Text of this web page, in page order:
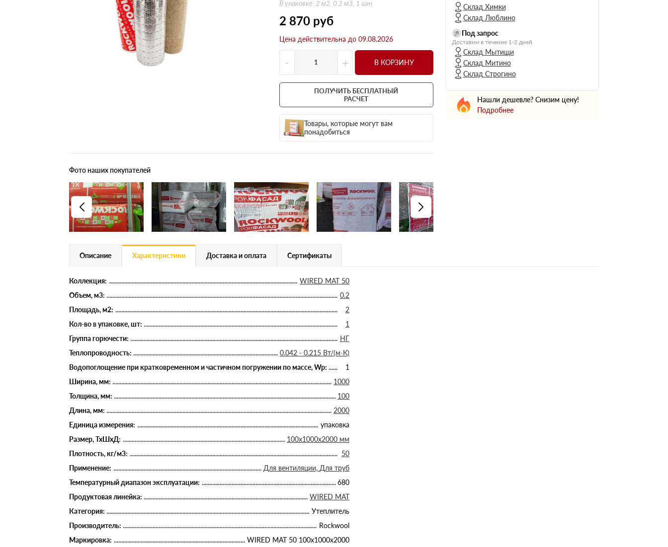
Плитные материалы
Lamella Mat L
Industrial Batts 80
CONLIT SL 150
50 мм
100 мм
Толщина
50 мм
100 мм
Д Оптима
В Оптима
Д Стандарт
Н Экстра
Применение
Для пола
В упаковке: 2 м2, 0.2 м3, 1 шт
2 870 руб
Цена действительна до 09.08.2026
- + В КОРЗИНУ
ПОЛУЧИТЬ БЕСПЛАТНЫЙ
РАСЧЕТ
Товары, которые могут вам
понадобиться
Склад Химки
Склад Люблино
Под запрос
Доставим в течение 1-2 дней
Склад Мытищи
Склад Митино
Склад Строгино
Нашли дешевле? Снизим цену!
Подробнее
Фото наших покупателей
Описание Характеристики Доставка и оплата Сертификаты
Коллекция:
WIRED MAT 50
Объем, м3:
0.2
Площадь, м2:
2
Кол-во в упаковке, шт:
1
Группа горючести:
НГ
Теплопроводность:
0.042 - 0.215 Вт/(м·К)
Водопоглощение при кратковременном и частичном погружении по массе, Wp:
1
Ширина, мм:
1000
Толщина, мм:
100
Длина, мм:
2000
Единица измерения:
упаковка
Размер, ТхШхД:
100х1000х2000 мм
Плотность, кг/м3:
50
Применение:
Для вентиляции, Для труб
Температурный диапазон эксплуатации:
680
Продуктовая линейка:
WIRED MAT
Категория:
Утеплитель
Производитель:
Rockwool
Маркировка:
WIRED MAT 50 100х1000х2000